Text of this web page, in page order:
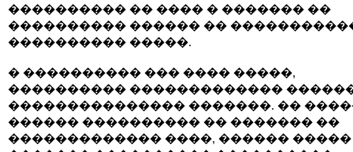
���������� �� ���� � ������� ��
���������� ������ ��
���������� �����.
� ���������� ��� ���� �����,
���������� �������������
��������������� �������. ��
������ ���������� �� ������� ��
������������� ����, ������ �����